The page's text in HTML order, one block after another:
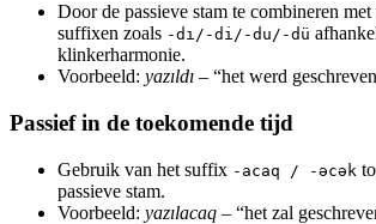
Door de passieve stam te combineren
suffixen zoals -dı/-di/-du/-dü
klinkerharmonie.
Voorbeeld: yazıldı – “het werd
Passief in de toekomende tijd
Gebruik van het suffix -acaq / -əcək
passieve stam.
Voorbeeld: yazılacaq – “het zal